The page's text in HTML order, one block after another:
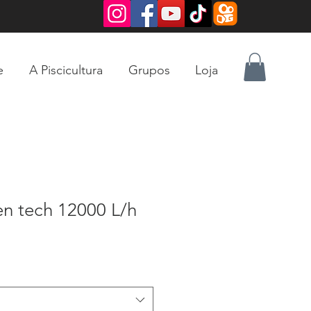
A Piscicultura Grupos Loja
tech 12000 L/h